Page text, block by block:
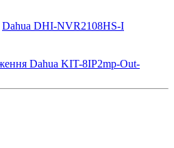
Dahua DHI-NVR2108HS-I